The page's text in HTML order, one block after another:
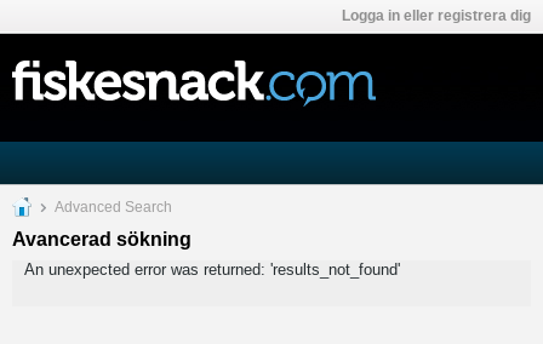
Logga in eller registrera dig
Advanced Search
Avancerad sökning
An unexpected error was returned: 'results_not_found'